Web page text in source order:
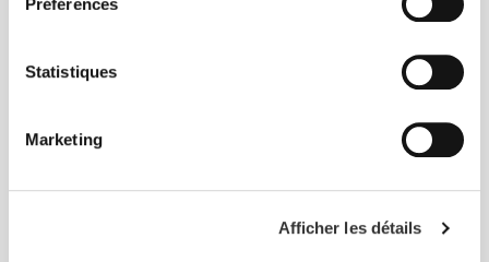
Préférences
Statistiques
Marketing
Afficher les détails